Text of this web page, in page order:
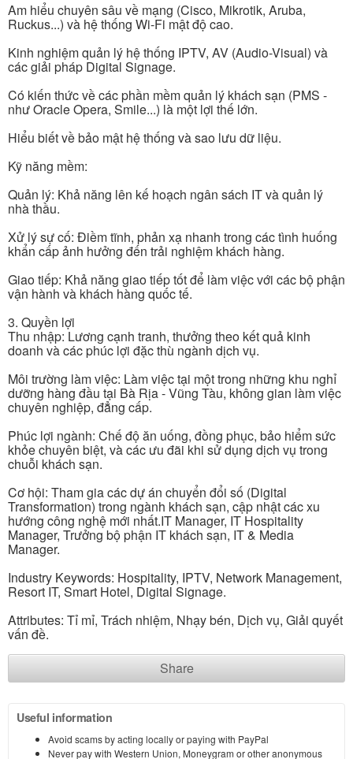
Am hiểu chuyên sâu về mạng (Cisco, Mikrotik, Aruba,
Ruckus...) và hệ thống Wi-Fi mật độ cao.
Kinh nghiệm quản lý hệ thống IPTV, AV (Audio-Visual) và
các giải pháp Digital Signage.
Có kiến thức về các phần mềm quản lý khách sạn (PMS -
như Oracle Opera, Smile...) là một lợi thế lớn.
Hiểu biết về bảo mật hệ thống và sao lưu dữ liệu.
Kỹ năng mềm:
Quản lý: Khả năng lên kế hoạch ngân sách IT và quản lý
nhà thầu.
Xử lý sự cố: Điềm tĩnh, phản xạ nhanh trong các tình huống
khẩn cấp ảnh hưởng đến trải nghiệm khách hàng.
Giao tiếp: Khả năng giao tiếp tốt để làm việc với các bộ phận
vận hành và khách hàng quốc tế.
3. Quyền lợi
Thu nhập: Lương cạnh tranh, thưởng theo kết quả kinh
doanh và các phúc lợi đặc thù ngành dịch vụ.
Môi trường làm việc: Làm việc tại một trong những khu nghỉ
dưỡng hàng đầu tại Bà Rịa - Vũng Tàu, không gian làm việc
chuyên nghiệp, đẳng cấp.
Phúc lợi ngành: Chế độ ăn uống, đồng phục, bảo hiểm sức
khỏe chuyên biệt, và các ưu đãi khi sử dụng dịch vụ trong
chuỗi khách sạn.
Cơ hội: Tham gia các dự án chuyển đổi số (Digital
Transformation) trong ngành khách sạn, cập nhật các xu
hướng công nghệ mới nhất.IT Manager, IT Hospitality
Manager, Trưởng bộ phận IT khách sạn, IT & Media
Manager.
Industry Keywords: Hospitality, IPTV, Network Management,
Resort IT, Smart Hotel, Digital Signage.
Attributes: Tỉ mỉ, Trách nhiệm, Nhạy bén, Dịch vụ, Giải quyết
vấn đề.
Share
Useful information
Avoid scams by acting locally or paying with PayPal
Never pay with Western Union, Moneygram or other anonymous